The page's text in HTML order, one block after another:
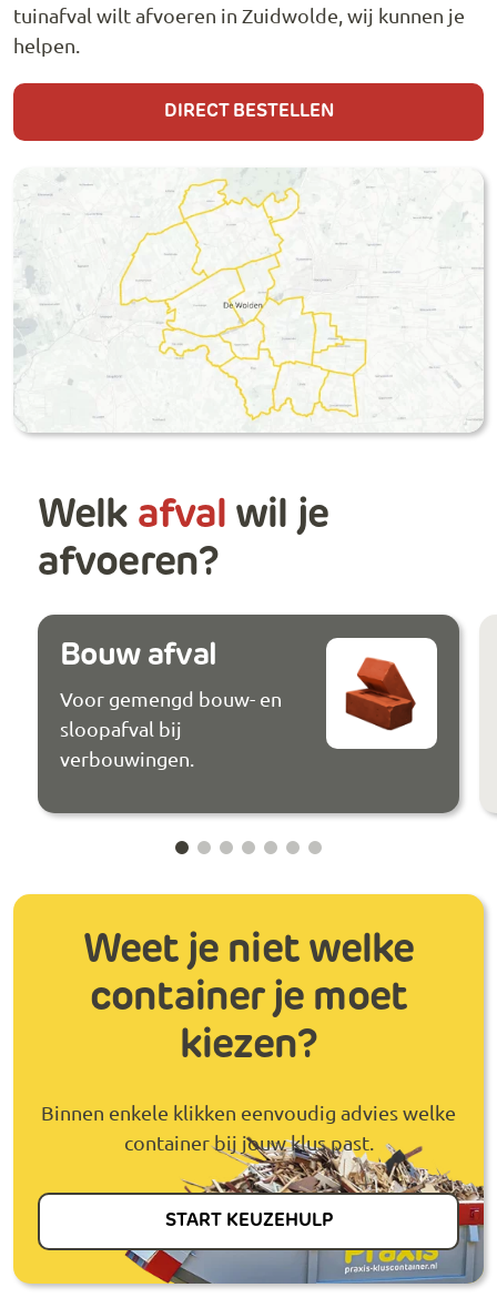
tuinafval wilt afvoeren in Zuidwolde, wij kunnen je
helpen.
DIRECT BESTELLEN
Welk afval wil je
afvoeren?
Bouw afval
Voor gemengd bouw- en
sloopafval bij
verbouwingen.
Weet je niet welke
container je moet
kiezen?
Binnen enkele klikken eenvoudig advies welke
container bij jouw klus past.
START KEUZEHULP